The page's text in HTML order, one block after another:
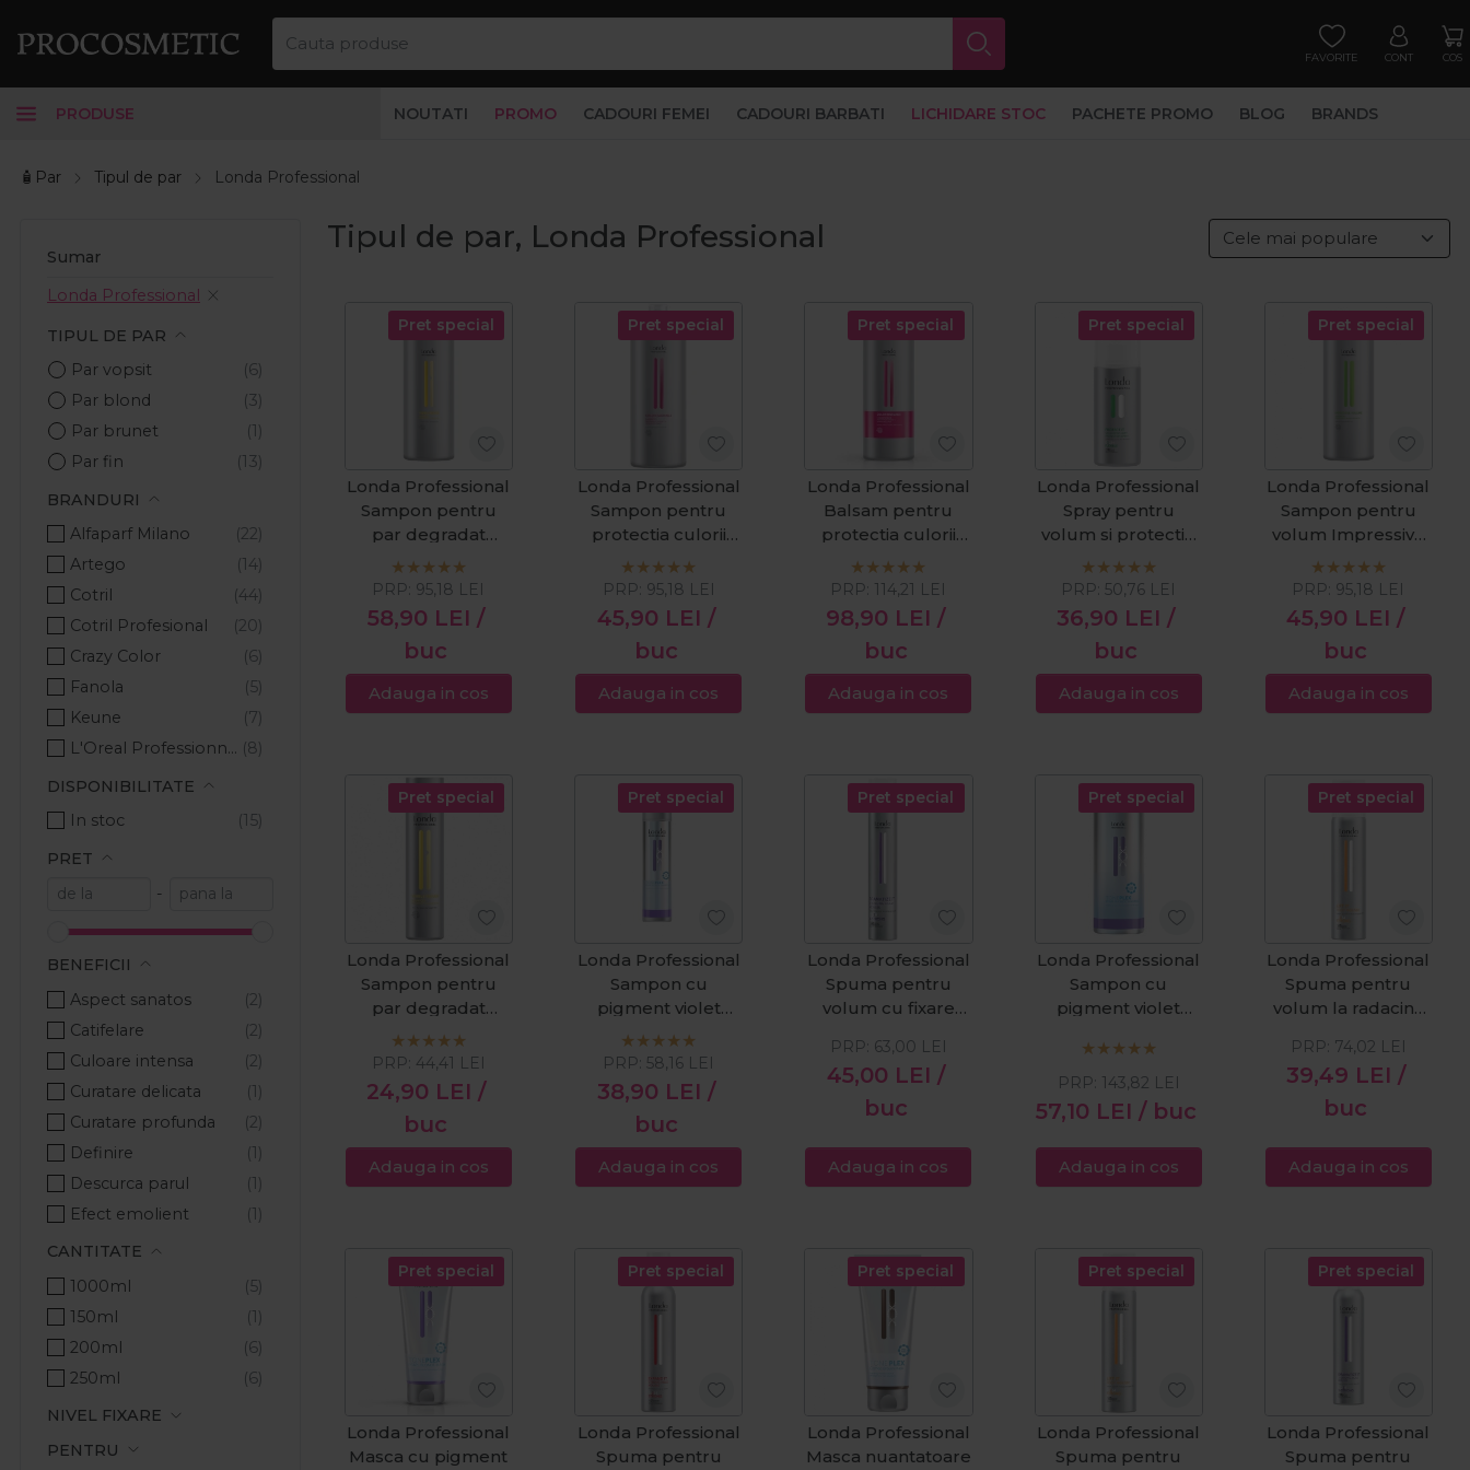
FAVORITE CONT COS
PRODUSE NOUTATI PROMO CADOURI FEMEI CADOURI BARBATI LICHIDARE STOC PACHETE PROMO BLOG BRANDS
🧴Par Tipul de par Londa Professional
Sumar
Londa Professional
TIPUL DE PAR
Par vopsit
Par blond
Par brunet
Par fin
BRANDURI
Alfaparf Milano
Artego
Cotril
Cotril Profesional
Crazy Color
Fanola
Keune
L'Oreal Professionnel
Lakme
Londa Professional
Pachete Promo
Ronney Professional
Wella Professionals
Wella SP
DISPONIBILITATE
In stoc
PRET
-
BENEFICII
Aspect sanatos
Catifelare
Culoare intensa
Curatare delicata
Curatare profunda
Definire
Descurca parul
Efect emolient
Elasticitate
Nuantare
CANTITATE
1000ml
150ml
200ml
250ml
NIVEL FIXARE
PENTRU
Tipul de par, Londa Professional
Pret special
Londa Professional
Sampon pentru
par degradat
Visible Repair
1000ml
58,90 LEI /
buc
PRP: 95,18 LEI
Adauga in cos
Pret special
Londa Professional
Sampon pentru
protectia culorii
parului vopsit Color
Radiance 1000ml
45,90 LEI /
buc
PRP: 95,18 LEI
Adauga in cos
Pret special
Londa Professional
Balsam pentru
protectia culorii
parului vopsit Color
Radiance 1000ml
98,90 LEI /
buc
PRP: 114,21 LEI
Adauga in cos
Pret special
Londa Professional
Spray pentru
volum si protectie
termica Protect It
150ml
36,90 LEI /
buc
PRP: 50,76 LEI
Adauga in cos
Pret special
Londa Professional
Sampon pentru
volum Impressive
Volume 1000ml
45,90 LEI /
buc
PRP: 95,18 LEI
Adauga in cos
Pret special
Londa Professional
Sampon pentru
par degradat
Visible Repair
250ml
24,90 LEI /
buc
PRP: 44,41 LEI
Adauga in cos
Pret special
Londa Professional
Sampon cu
pigment violet
pentru par blond
TonePlex Pearl
Blonde 250ml
38,90 LEI /
buc
PRP: 58,16 LEI
Adauga in cos
Pret special
Londa Professional
Spuma pentru
volum cu fixare
Dramatize It 500ml
45,00 LEI /
buc
PRP: 63,00 LEI
Adauga in cos
Pret special
Londa Professional
Sampon cu
pigment violet
TonePlex Pearl
Blonde 1000ml
57,10 LEI / buc
PRP: 143,82 LEI
Adauga in cos
Pret special
Londa Professional
Spuma pentru
volum la radacina
39,49 LEI /
buc
PRP: 74,02 LEI
Adauga in cos
Pret special
Londa Professional
Masca cu pigment
Pret special
Londa Professional
Spuma pentru
Pret special
Londa Professional
Masca nuantatoare
Pret special
Londa Professional
Spuma pentru
Pret special
Londa Professional
Spuma pentru